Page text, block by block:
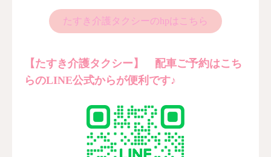
たすき介護タクシーのhpはこちら
【たすき介護タクシー】 配車ご予約はこち
らのLINE公式からが便利です♪